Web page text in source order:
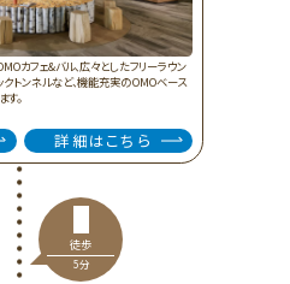
カフェ&バル、広々としたフリーラウン
トンネルなど、機能充実のOMOベース
。
詳細はこちら
徒歩
5分